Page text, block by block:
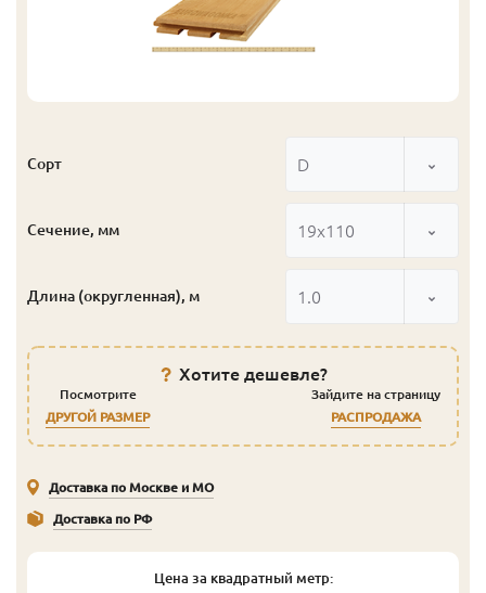
Сорт D
Сечение, мм 19x110
Длина (округленная), м 1.0
Хотите дешевле?
Посмотрите
ДРУГОЙ РАЗМЕР
Зайдите на страницу
РАСПРОДАЖА
Доставка по Москве и МО
Доставка по РФ
Цена за квадратный метр: